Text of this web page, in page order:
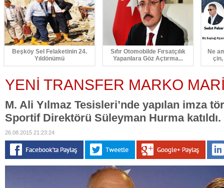
Beşköy Sel Felaketinin 24.
Yıldönümü
Sıfır Otomobilde Fırsatçılık
Yapanlara Göz Açtırma...
Ne
YENİ TRANSFER MARKO
M. Ali Yılmaz Tesisleri’nde yapılan imza
Sportif Direktörü Süleyman Hurma katıldı.
26.08.2015 21:23:24